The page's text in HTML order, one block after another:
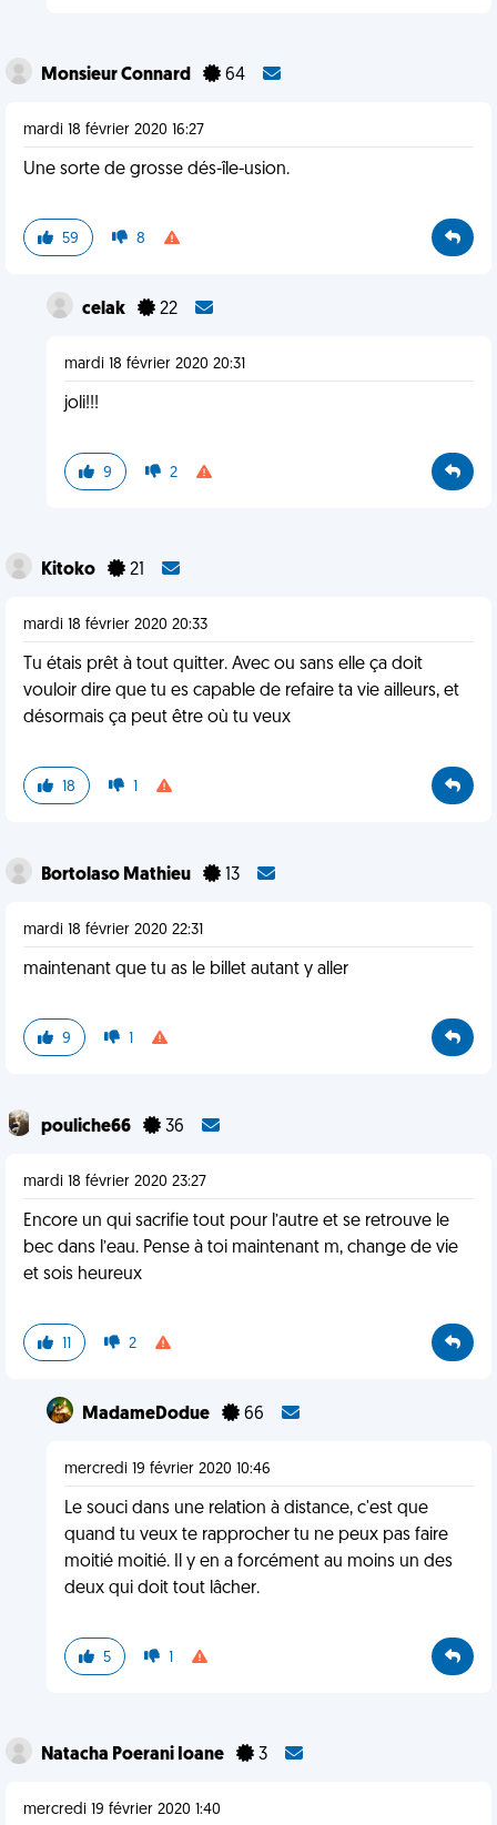
Monsieur Connard 64
mardi 18 février 2020 16:27
Une sorte de grosse dés-île-usion.
59 8
celak 22
mardi 18 février 2020 20:31
joli!!!
9 2
Kitoko 21
mardi 18 février 2020 20:33
Tu étais prêt à tout quitter. Avec ou sans elle ça doit
vouloir dire que tu es capable de refaire ta vie ailleurs, et
désormais ça peut être où tu veux
18 1
Bortolaso Mathieu 13
mardi 18 février 2020 22:31
maintenant que tu as le billet autant y aller
9 1
pouliche66 36
mardi 18 février 2020 23:27
Encore un qui sacrifie tout pour l’autre et se retrouve le
bec dans l’eau. Pense à toi maintenant m, change de vie
et sois heureux
11 2
MadameDodue 66
mercredi 19 février 2020 10:46
Le souci dans une relation à distance, c'est que
quand tu veux te rapprocher tu ne peux pas faire
moitié moitié. Il y en a forcément au moins un des
deux qui doit tout lâcher.
5 1
Natacha Poerani Ioane 3
mercredi 19 février 2020 1:40